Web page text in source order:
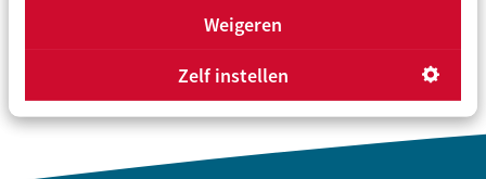
Weigeren
Zelf instellen
Overzicht